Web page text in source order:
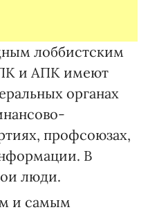
лоббистским
и АПК имеют
органах
профсоюзах,
В
люди.
и самым